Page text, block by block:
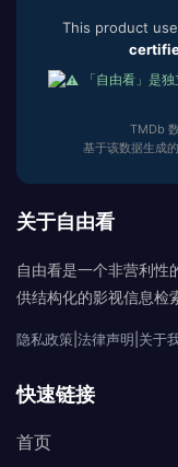
This product
「自由看」是
TMDb
基于该数据生成
关于自由看
自由看是一个非营利性
供结构化的影视信息检
隐私政策 法律声明 关于
快速链接
首页